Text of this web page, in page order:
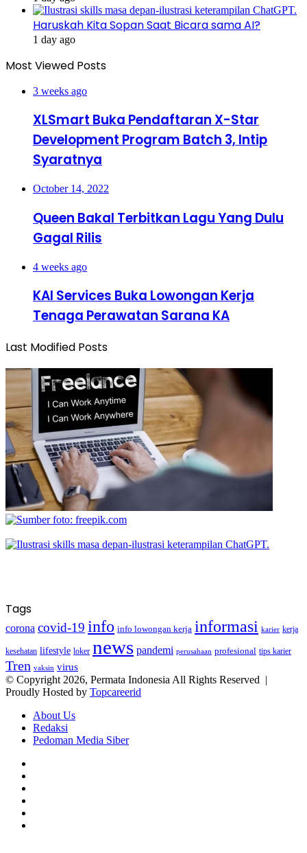
Haruskah Kita Sopan Saat Bicara sama AI?
1 day ago
Most Viewed Posts
3 weeks ago
XLSmart Buka Pendaftaran X-Star
Development Program Batch 3, Intip
Syaratnya
October 14, 2022
Queen Bakal Terbitkan Lagu Yang Dulu
Gagal Rilis
4 weeks ago
KAI Services Buka Lowongan Kerja
Tenaga Perawatan Sarana KA
Last Modified Posts
Tags
corona covid-19 info info lowongan kerja informasi karier kerja
kesehatan lifestyle loker news pandemi perusahaan profesional tips karier
Tren vaksin virus
© Copyright 2026, Permata Indonesia All Rights Reserved |
Proudly Hosted by Topcareerid
About Us
Redaksi
Pedoman Media Siber